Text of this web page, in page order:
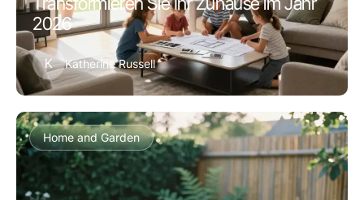
2026
K Katherine Russell
Home and Garden